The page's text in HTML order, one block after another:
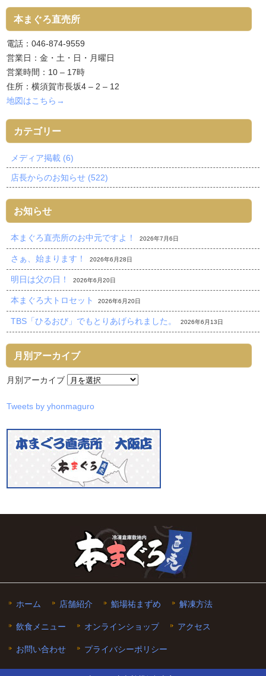
本まぐろ直売所
電話：046-874-9559
営業日：金・土・日・月曜日
営業時間：10 – 17時
住所：横須賀市長坂4 – 2 – 12
地図はこちら→
カテゴリー
メディア掲載 (6)
店長からのお知らせ (522)
お知らせ
本まぐろ直売所のお中元ですよ！ 2026年7月6日
さぁ、始まります！ 2026年6月28日
明日は父の日！ 2026年6月20日
本まぐろ大トロセット 2026年6月20日
TBS「ひるおび」でもとりあげられました。 2026年6月13日
月別アーカイブ
月別アーカイブ
Tweets by yhonmaguro
ホーム 店舗紹介 鮨場祐まずめ 解凍方法
飲食メニュー オンラインショップ アクセス
お問い合わせ プライバシーポリシー